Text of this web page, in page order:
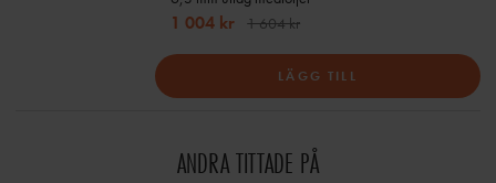
1 004 kr 1 604 kr
LÄGG TILL
ANDRA TITTADE PÅ